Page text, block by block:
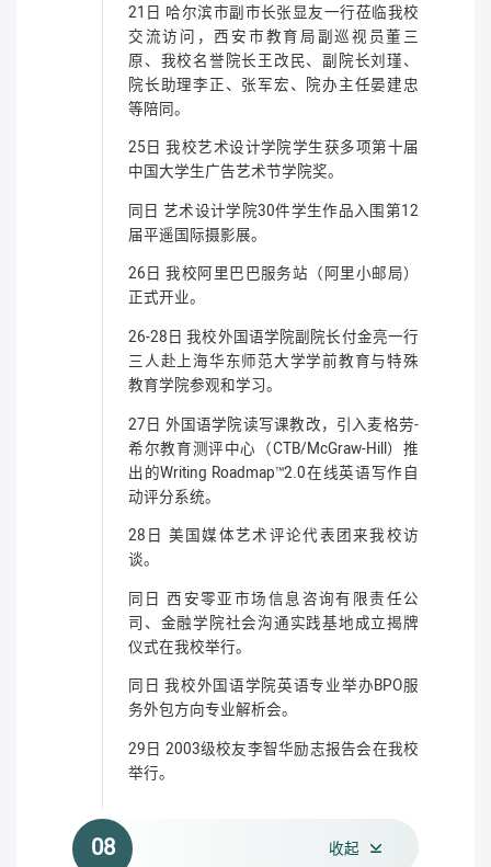
21日 哈尔滨市副市长张显友一行莅临我校
交流访问，西安市教育局副巡视员董三
原、我校名誉院长王改民、副院长刘瑾、
院长助理李正、张军宏、院办主任晏建忠
等陪同。
25日 我校艺术设计学院学生获多项第十届
中国大学生广告艺术节学院奖。
同日 艺术设计学院30件学生作品入围第12
届平遥国际摄影展。
26日 我校阿里巴巴服务站（阿里小邮局）
正式开业。
26-28日 我校外国语学院副院长付金亮一行
三人赴上海华东师范大学学前教育与特殊
教育学院参观和学习。
27日 外国语学院读写课教改，引入麦格劳-
希尔教育测评中心（CTB/McGraw-Hill）推
出的Writing Roadmap™2.0在线英语写作自
动评分系统。
28日 美国媒体艺术评论代表团来我校访
谈。
同日 西安零亚市场信息咨询有限责任公
司、金融学院社会沟通实践基地成立揭牌
仪式在我校举行。
同日 我校外国语学院英语专业举办BPO服
务外包方向专业解析会。
29日 2003级校友李智华励志报告会在我校
举行。
08 收起